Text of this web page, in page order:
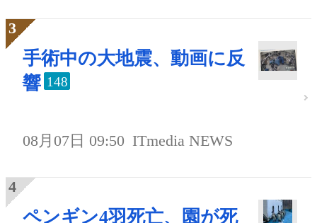
手術中の大地震、動画に反
響 148
08月07日 09:50 ITmedia NEWS
ペンギン4羽死亡、園が死